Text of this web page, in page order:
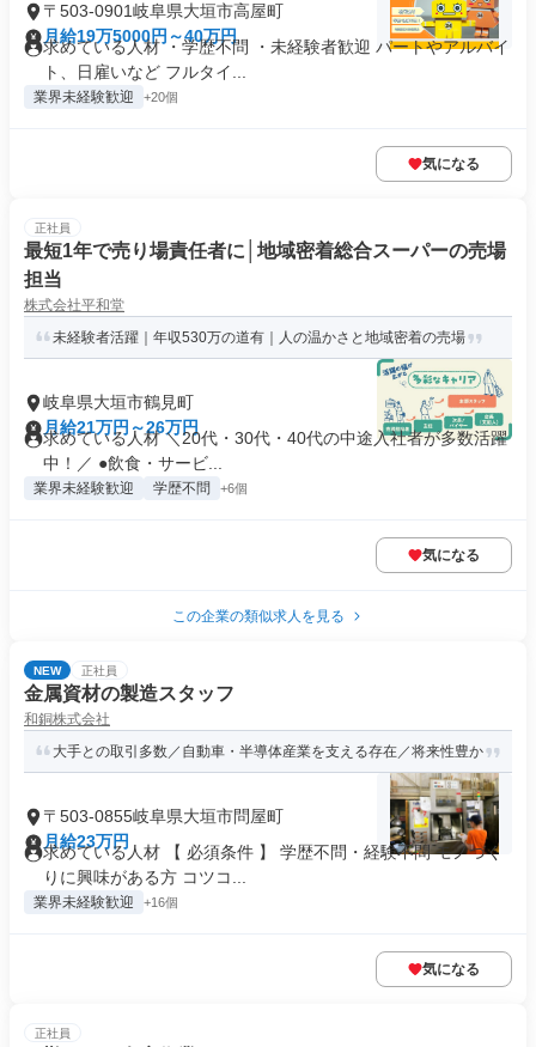
〒503-0901岐阜県大垣市高屋町
月給19万5000円～40万円
求めている人材 ・学歴不問 ・未経験者歓迎 パートやアルバイ
ト、日雇いなど フルタイ...
業界未経験歓迎 +20個
気になる
正社員
最短1年で売り場責任者に│地域密着総合スーパーの売場
担当
株式会社平和堂
未経験者活躍｜年収530万の道有｜人の温かさと地域密着の売場
岐阜県大垣市鶴見町
月給21万円～26万円
求めている人材 ＼20代・30代・40代の中途入社者が多数活躍
中！／ ●飲食・サービ...
業界未経験歓迎 学歴不問 +6個
気になる
この企業の類似求人を見る
NEW 正社員
金属資材の製造スタッフ
和銅株式会社
大手との取引多数／自動車・半導体産業を支える存在／将来性豊か
〒503-0855岐阜県大垣市問屋町
月給23万円
求めている人材 【 必須条件 】 学歴不問・経験不問 モノづく
りに興味がある方 コツコ...
業界未経験歓迎 +16個
気になる
正社員